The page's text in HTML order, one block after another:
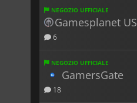
NEGOZIO UFFICIALE
Gamesplanet US
6
NEGOZIO UFFICIALE
GamersGate
18